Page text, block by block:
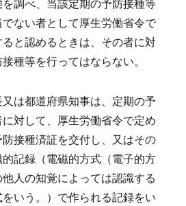
ない者として厚生労働省令で
と認めるときは、その者に対
種等を行ってはならない。
は都道府県知事は、定期の予
対して、厚生労働省令で定め
接種済証を交付し、又はその
記録（電磁的方式（電子的方
人の知覚によっては認識する
いう。）で作られる記録をい